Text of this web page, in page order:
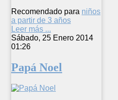
Recomendado para niños
a partir de 3 años
Leer más ...
Sábado, 25 Enero 2014
01:26
Papá Noel